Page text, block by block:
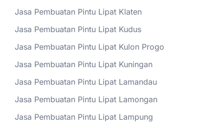
Jasa Pembuatan Pintu Lipat Klaten
Jasa Pembuatan Pintu Lipat Kudus
Jasa Pembuatan Pintu Lipat Kulon Progo
Jasa Pembuatan Pintu Lipat Kuningan
Jasa Pembuatan Pintu Lipat Lamandau
Jasa Pembuatan Pintu Lipat Lamongan
Jasa Pembuatan Pintu Lipat Lampung